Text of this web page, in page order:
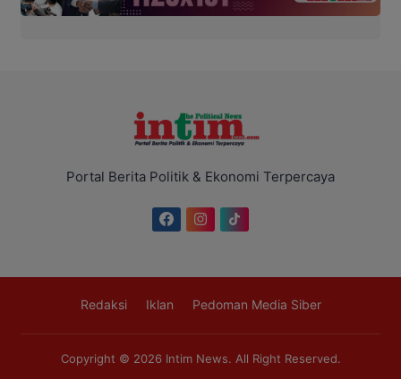
Portal Berita Politik & Ekonomi Terpercaya
Redaksi Iklan Pedoman Media Siber
Copyright © 2026 Intim News. All Right Reserved.